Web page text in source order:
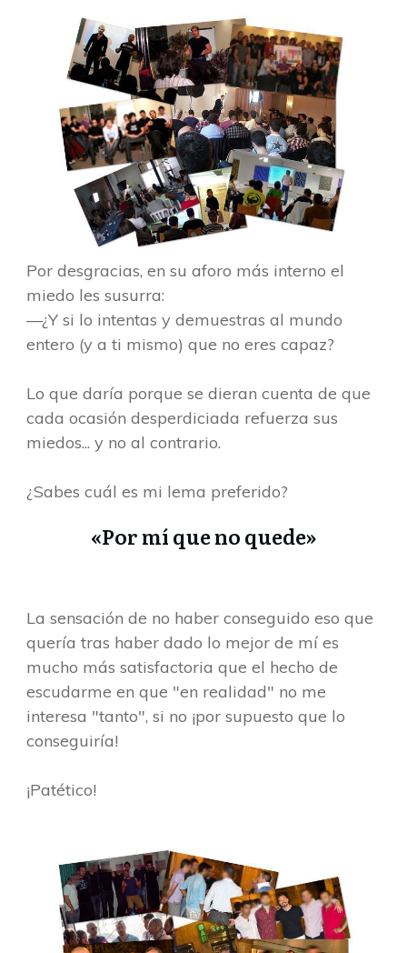
Por desgracias, en su aforo más interno el
miedo les susurra:
—¿Y si lo intentas y demuestras al mundo
entero (y a ti mismo) que no eres capaz?
Lo que daría porque se dieran cuenta de que
cada ocasión desperdiciada refuerza sus
miedos... y no al contrario.
¿Sabes cuál es mi lema preferido?
«Por mí que no quede»
La sensación de no haber conseguido eso que
quería tras haber dado lo mejor de mí es
mucho más satisfactoria que el hecho de
escudarme en que "en realidad" no me
interesa "tanto", si no ¡por supuesto que lo
conseguiría!
¡Patético!